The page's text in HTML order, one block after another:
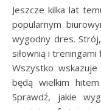
Jeszcze kilka lat temu nikt by nie pomyślał, ze najbardziej
popularnym
wygodny dres.
siłownią i
Wszystko
będą wielkim
Sprawdź, jakie